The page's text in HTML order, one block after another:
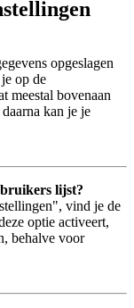
opgeslagen
op de
meestal bovenaan
kan je je
lijst?
vind je de
optie activeert,
behalve voor